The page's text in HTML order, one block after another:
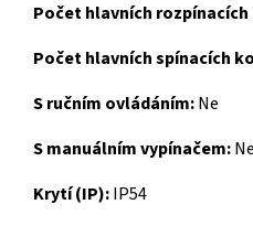
Počet hlavních
Počet hlavních spínacích
S ručním ovládáním:Ne
S manuálním vypínačem:Ne
Krytí (IP):IP54